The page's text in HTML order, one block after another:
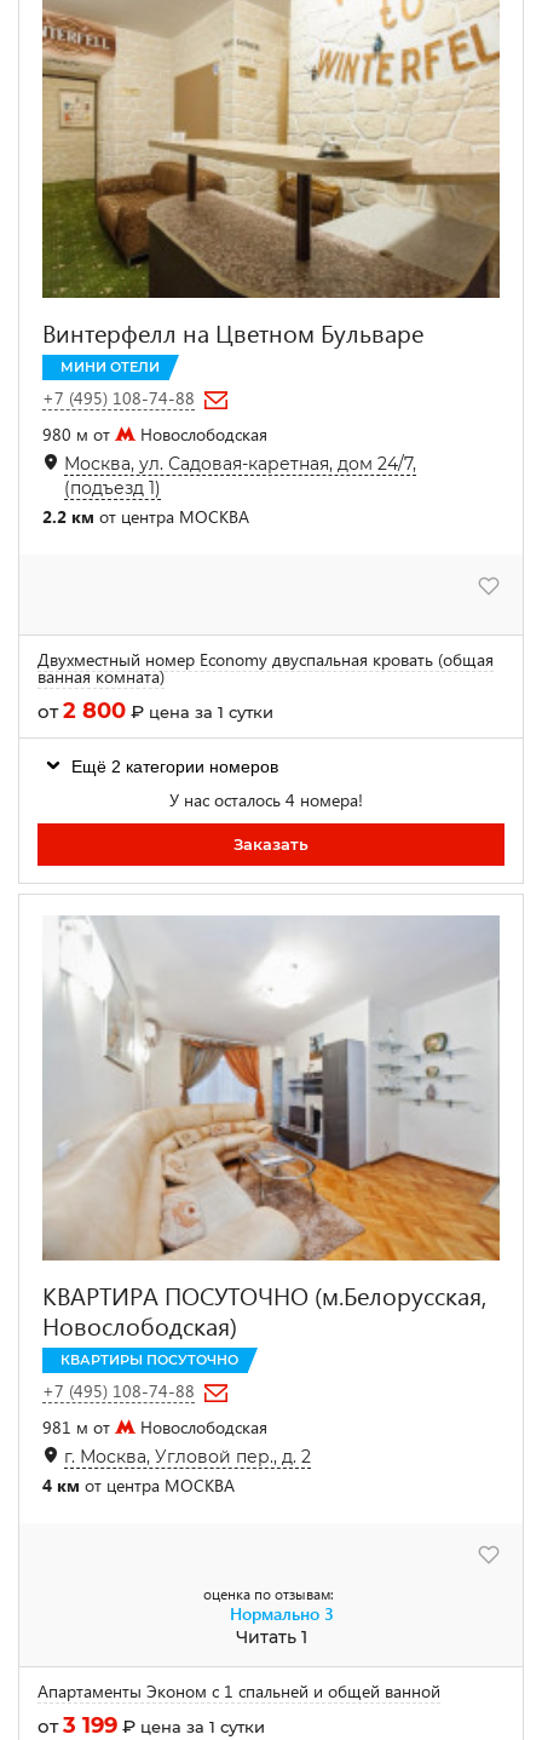
Винтерфелл на Цветном Бульваре
МИНИ ОТЕЛИ
+7 (495) 108-74-88
980 м от
Новослободская
Москва, ул. Садовая-каретная, дом 24/7,
(подъезд 1)
2.2 км от центра МОСКВА
Двухместный номер Economy двуспальная кровать (общая
ванная комната)
от2 800 ₽ цена за 1 сутки
Ещё 2 категории номеров
У нас осталось 4 номера!
Заказать
КВАРТИРА ПОСУТОЧНО (м.Белорусская,
Новослободская)
КВАРТИРЫ ПОСУТОЧНО
+7 (495) 108-74-88
981 м от
Новослободская
г. Москва, Угловой пер., д. 2
4 км от центра МОСКВА
оценка по отзывам:
Нормально 3
Читать 1
Апартаменты Эконом с 1 спальней и общей ванной
от3 199 ₽ цена за 1 сутки